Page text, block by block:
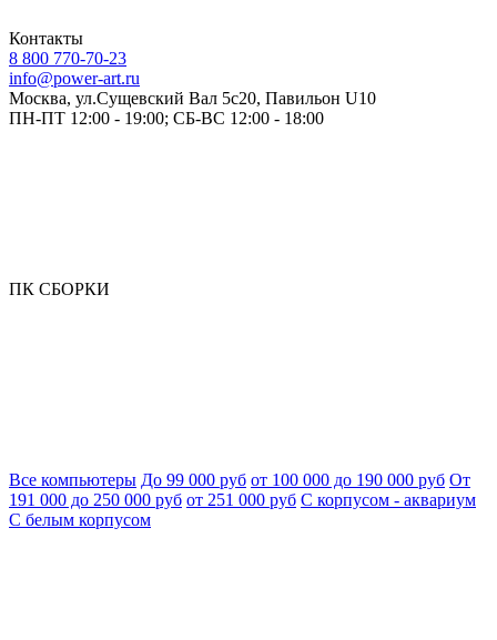
Контакты
8 800 770-70-23
info@power-art.ru
Москва, ул.Сущевский Вал 5с20, Павильон U10
ПН-ПТ 12:00 - 19:00; СБ-ВС 12:00 - 18:00
ПК СБОРКИ
Все компьютеры До 99 000 руб от 100 000 до 190 000 руб От
191 000 до 250 000 руб от 251 000 руб С корпусом - аквариум
С белым корпусом